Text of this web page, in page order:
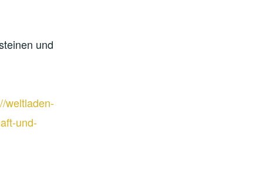
und
weltladen-
und-